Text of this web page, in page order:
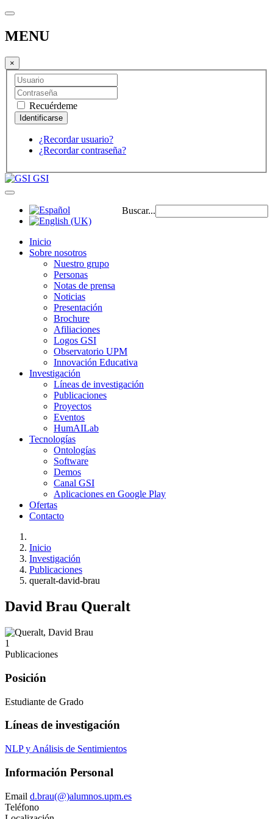
MENU
×
Recuérdeme
¿Recordar usuario?
¿Recordar contraseña?
GSI
Buscar...
Inicio
Sobre nosotros
Nuestro grupo
Personas
Notas de prensa
Noticias
Presentación
Brochure
Afiliaciones
Logos GSI
Observatorio UPM
Innovación Educativa
Investigación
Líneas de investigación
Publicaciones
Proyectos
Eventos
HumAILab
Tecnologías
Ontologías
Software
Demos
Canal GSI
Aplicaciones en Google Play
Ofertas
Contacto
Inicio
Investigación
Publicaciones
queralt-david-brau
David Brau Queralt
1
Publicaciones
Posición
Estudiante de Grado
Líneas de investigación
NLP y Análisis de Sentimientos
Información Personal
Email d.brau(@)alumnos.upm.es
Teléfono